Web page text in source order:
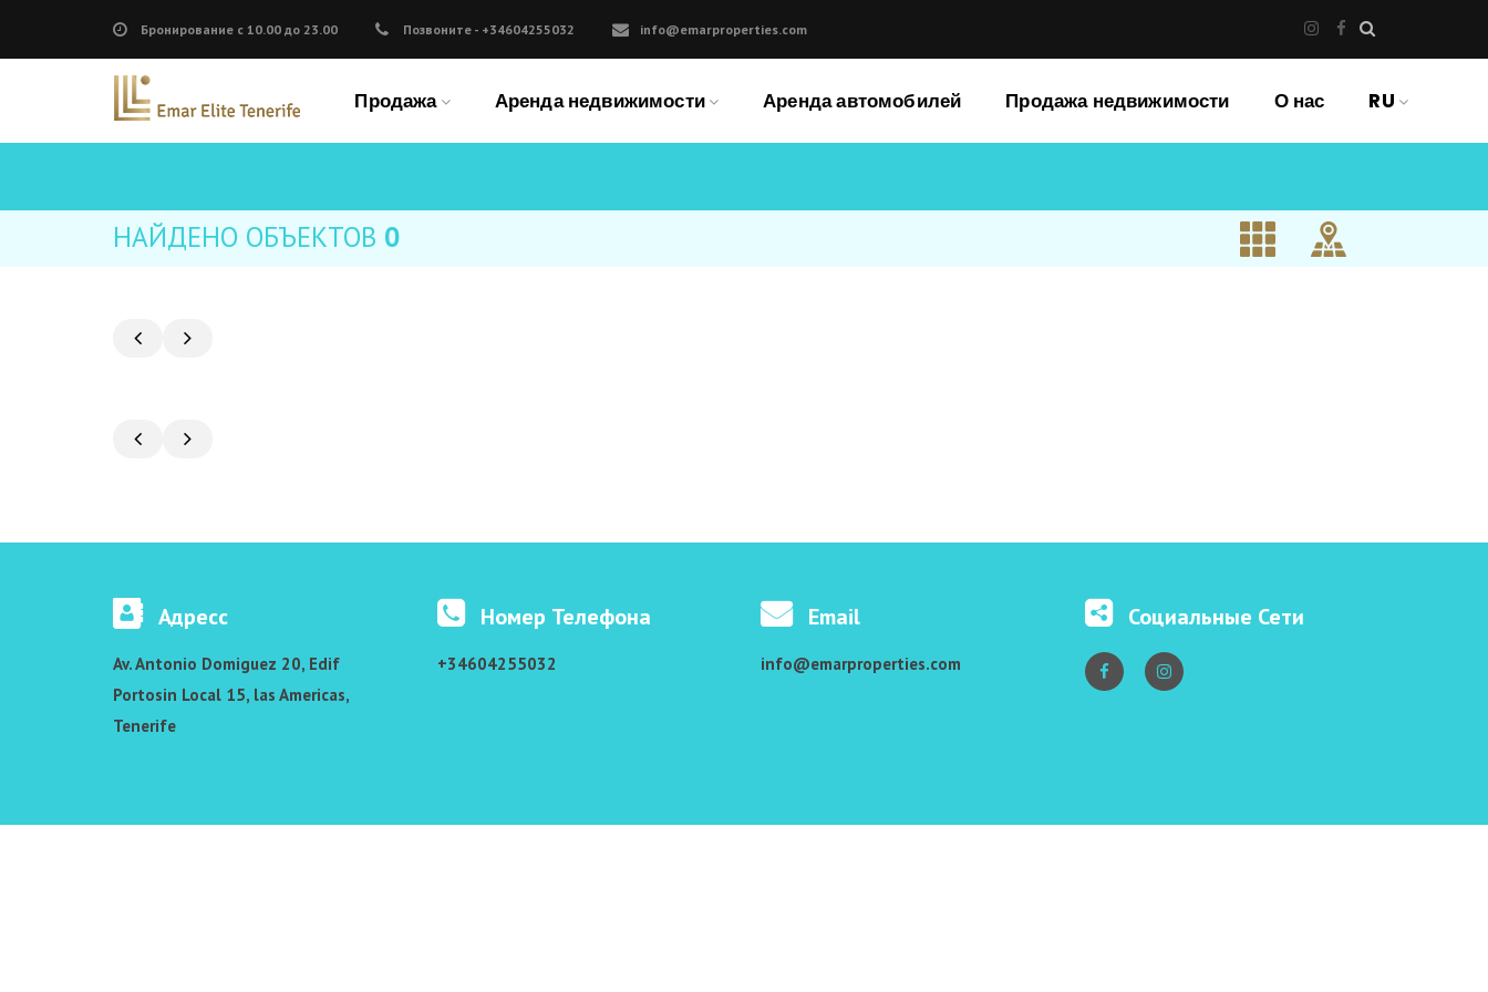
Бронирование с 10.00 до 23.00 Позвоните - +34604255032 info@emarproperties.com
Продажа Аренда недвижимости Аренда автомобилей Продажа недвижимости О нас RU
НАЙДЕНО ОБЪЕКТОВ 0
Адресс
Av. Antonio Domiguez 20, Edif
Portosin Local 15, las Americas,
Tenerife
Номер Телефона
+34604255032
Email
info@emarproperties.com
Социальные Сети